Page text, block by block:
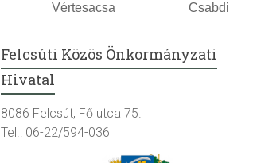
Vértesacsa Csabdi
Felcsúti Közös Önkormányzati
Hivatal
8086 Felcsút, Fő utca 75.
Tel.: 06-22/594-036